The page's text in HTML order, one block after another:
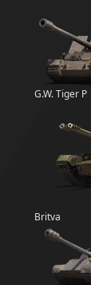
G.W. Tiger P
Britva